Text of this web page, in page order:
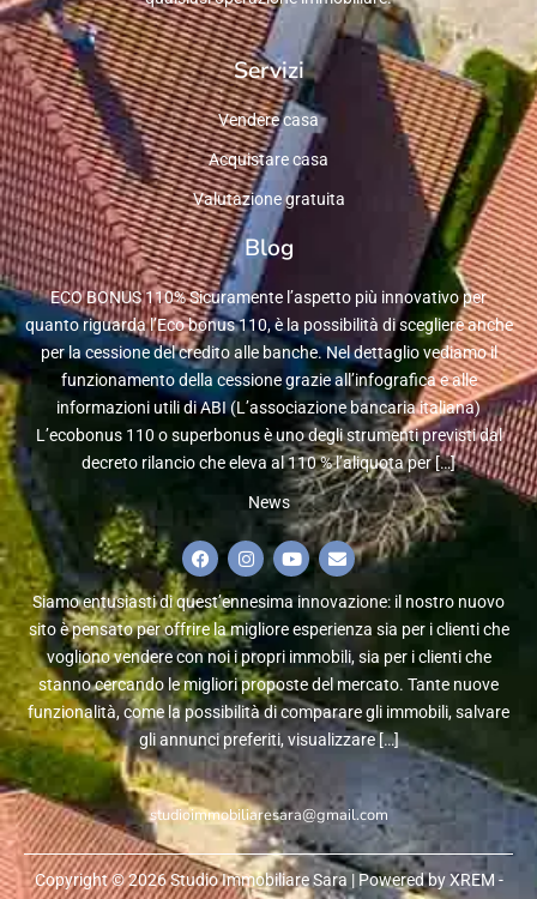
Servizi
Vendere casa
Acquistare casa
Valutazione gratuita
Blog
ECO BONUS 110% Sicuramente l’aspetto più innovativo per
quanto riguarda l’Eco bonus 110, è la possibilità di scegliere anche
per la cessione del credito alle banche. Nel dettaglio vediamo il
funzionamento della cessione grazie all’infografica e alle
informazioni utili di ABI (L’associazione bancaria italiana)
L’ecobonus 110 o superbonus è uno degli strumenti previsti dal
decreto rilancio che eleva al 110 % l’aliquota per […]
News
Siamo entusiasti di quest’ennesima innovazione: il nostro nuovo
sito è pensato per offrire la migliore esperienza sia per i clienti che
vogliono vendere con noi i propri immobili, sia per i clienti che
stanno cercando le migliori proposte del mercato. Tante nuove
funzionalità, come la possibilità di comparare gli immobili, salvare
gli annunci preferiti, visualizzare […]
studioimmobiliaresara@gmail.com
Copyright © 2026 Studio Immobiliare Sara | Powered by XREM -